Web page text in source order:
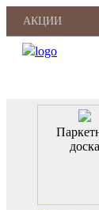
АКЦИИ
доска